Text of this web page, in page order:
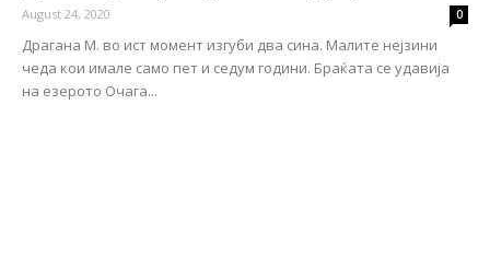
August 24, 2020 0
Драгана М. во ист момент изгуби два сина. Малите нејзини
чеда кои имале само пет и седум години. Браќата се удавија
на езерото Очага...